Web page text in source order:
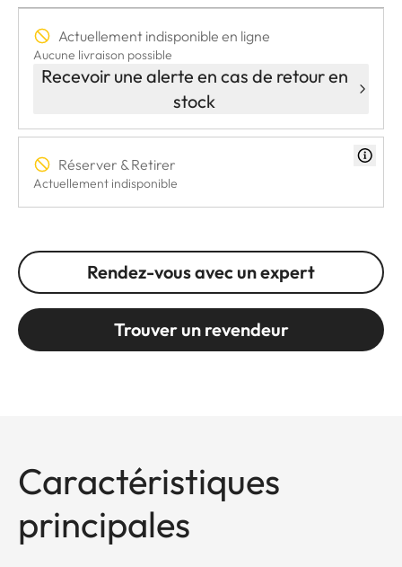
Actuellement indisponible en ligne
Aucune livraison possible
Recevoir une alerte en cas de retour en
stock
Réserver & Retirer
Actuellement indisponible
Rendez-vous avec un expert
Trouver un revendeur
Caractéristiques
principales